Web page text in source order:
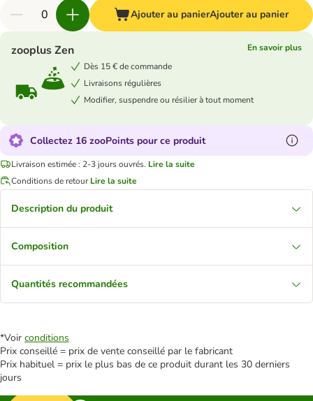
Ajouter au panierAjouter au panier
zooplus Zen
En savoir plus
Dès 15 € de commande
Livraisons régulières
Modifier, suspendre ou résilier à tout moment
Collectez 16 zooPoints pour ce produit
Livraison estimée : 2-3 jours ouvrés. Lire la suite
Conditions de retour Lire la suite
Description du produit
Composition
Quantités recommandées
*Voir conditions
Prix conseillé = prix de vente conseillé par le fabricant
Prix habituel = prix le plus bas de ce produit durant les 30 derniers
jours